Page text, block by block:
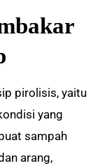
pirolisis, yaitu
yang
sampah
arang,